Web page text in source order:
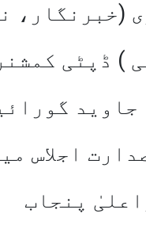
(خبرنگار،
) ڈپٹی
جاوید
اجلاس
پنجاب